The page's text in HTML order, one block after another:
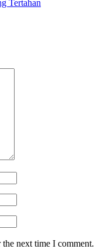
Tertahan
next time I comment.